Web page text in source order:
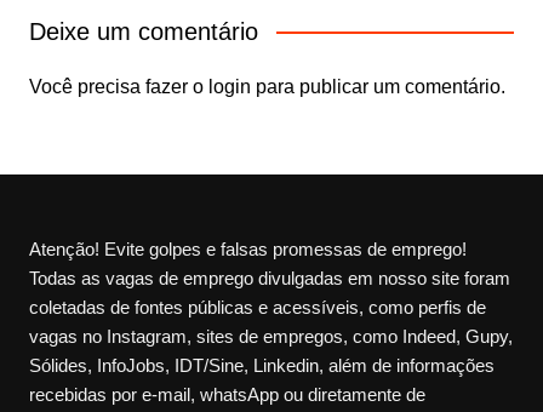
Deixe um comentário
Você precisa fazer o login para publicar um comentário.
Atenção! Evite golpes e falsas promessas de emprego!
Todas as vagas de emprego divulgadas em nosso site foram
coletadas de fontes públicas e acessíveis, como perfis de
vagas no Instagram, sites de empregos, como Indeed, Gupy,
Sólides, InfoJobs, IDT/Sine, Linkedin, além de informações
recebidas por e-mail, whatsApp ou diretamente de